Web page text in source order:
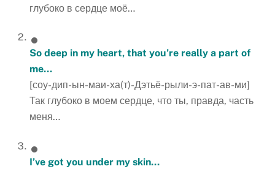
глубоко в сердце моё…
So deep in my heart, that you’re really a part of
me…
[соу-дип-ын-маи-ха(т)-Дэтьё-рыли-э-пат-ав-ми]
Так глубоко в моем сердце, что ты, правда, часть
меня…
I’ve got you under my skin…